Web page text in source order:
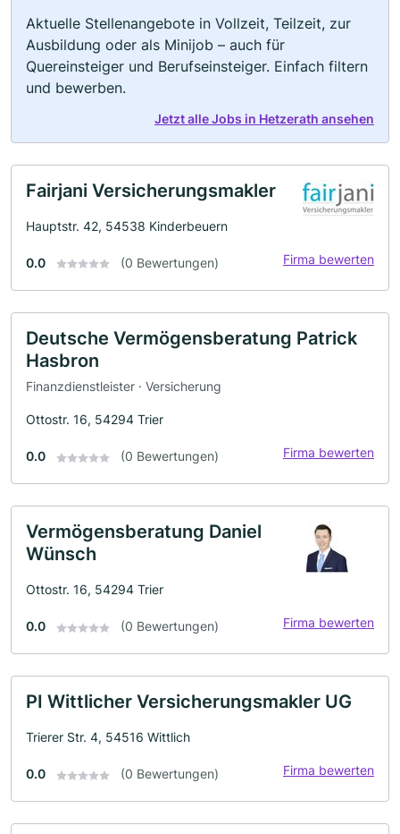
Aktuelle Stellenangebote in Vollzeit, Teilzeit, zur
Ausbildung oder als Minijob – auch für
Quereinsteiger und Berufseinsteiger. Einfach filtern
und bewerben.
Jetzt alle Jobs in Hetzerath ansehen
Fairjani Versicherungsmakler
Hauptstr. 42, 54538 Kinderbeuern
0.0 (0 Bewertungen) Firma bewerten
Deutsche Vermögensberatung Patrick
Hasbron
Finanzdienstleister · Versicherung
Ottostr. 16, 54294 Trier
0.0 (0 Bewertungen) Firma bewerten
Vermögensberatung Daniel
Wünsch
Ottostr. 16, 54294 Trier
0.0 (0 Bewertungen) Firma bewerten
PI Wittlicher Versicherungsmakler UG
Trierer Str. 4, 54516 Wittlich
0.0 (0 Bewertungen) Firma bewerten